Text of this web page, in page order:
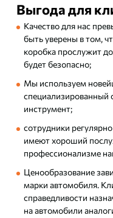
Выгода для
Качество для нас
быть уверены в том,
коробка прослужит
будет безопасно;
Мы используем
специализированный
инструмент;
сотрудники
имеют хороший
профессионализме
Ценообразование
марки автомобиля.
справедливости
на автомобили